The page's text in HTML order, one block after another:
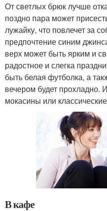
От светлых брюк лучше
поздно пара может
лужайку, что повлечет за
предпочтение синим
верх может быть ярким и
радостное и слегка
быть белая футболка, а
вечером будет прохладно.
мокасины или
В кафе